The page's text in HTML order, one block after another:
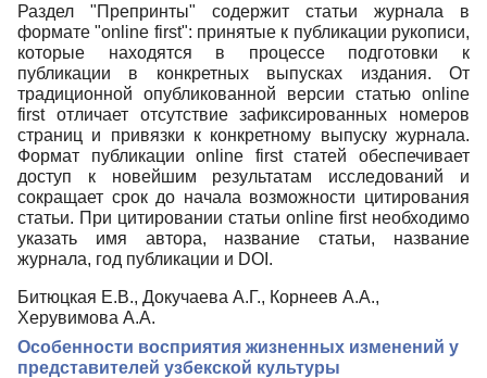
Редколлегия
Редакционная политика
Индексирование
Для авторов
Рубрики
Препринты
Подписка
Раздел "Препринты" содержит статьи журнала в
формате "оnline first": принятые к публикации рукописи,
которые находятся в процессе подготовки к
публикации в конкретных выпусках издания. От
традиционной опубликованной версии статью online
first отличает отсутствие зафиксированных номеров
страниц и привязки к конкретному выпуску журнала.
Формат публикации online first статей обеспечивает
доступ к новейшим результатам исследований и
сокращает срок до начала возможности цитирования
статьи. При цитировании статьи online first необходимо
указать имя автора, название статьи, название
журнала, год публикации и DOI.
Битюцкая Е.В., Докучаева А.Г., Корнеев А.А.,
Херувимова А.А.
Особенности восприятия жизненных изменений у
представителей узбекской культуры